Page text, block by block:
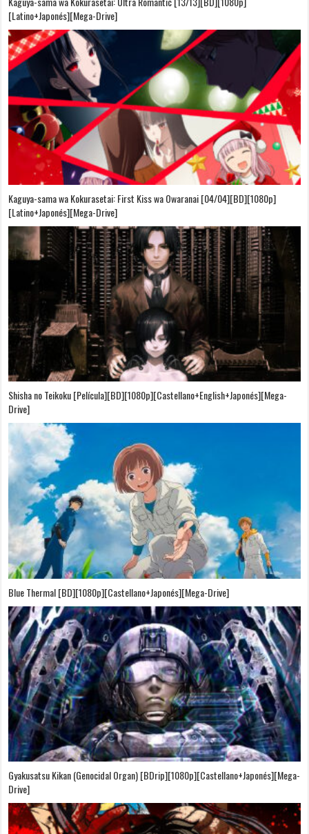
[Latino+Japonés][Mega-Drive]
Kaguya-sama wa Kokurasetai: First Kiss wa Owaranai [04/04][BD][1080p]
[Latino+Japonés][Mega-Drive]
Shisha no Teikoku [Película][BD][1080p][Castellano+English+Japonés][Mega-
Drive]
Blue Thermal [BD][1080p][Castellano+Japonés][Mega-Drive]
Gyakusatsu Kikan (Genocidal Organ) [BDrip][1080p][Castellano+Japonés][Mega-
Drive]